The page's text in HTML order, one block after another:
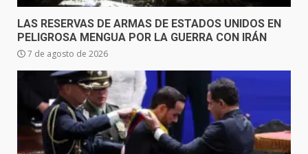
LAS RESERVAS DE ARMAS DE ESTADOS UNIDOS EN
PELIGROSA MENGUA POR LA GUERRA CON IRÁN
7 de agosto de 2026